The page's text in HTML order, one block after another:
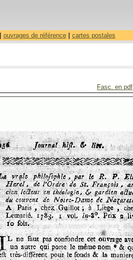
ouvrages de référence| cartes postales
Fasc. en pdf